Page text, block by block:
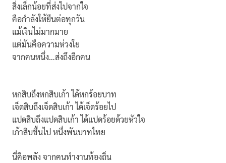
สิ่งเล็กน้อยที่ส่งไปจากใจ
คือกำลังให้ยืนต่อทุกวัน
แม้เงินไม่มากมาย
แต่มันคือความห่วงใย
จากคนหนึ่ง…ส่งถึงอีกคน
หกสิบถึงหกสิบเก้า ได้หกร้อยบาท
เจ็ดสิบถึงเจ็ดสิบเก้า ได้เจ็ดร้อยไป
แปดสิบถึงแปดสิบเก้า ได้แปดร้อยด้วยหัวใจ
เก้าสิบขึ้นไป หนึ่งพันบาทไทย
นี่คือพลัง จากคนทำงานท้องถิ่น